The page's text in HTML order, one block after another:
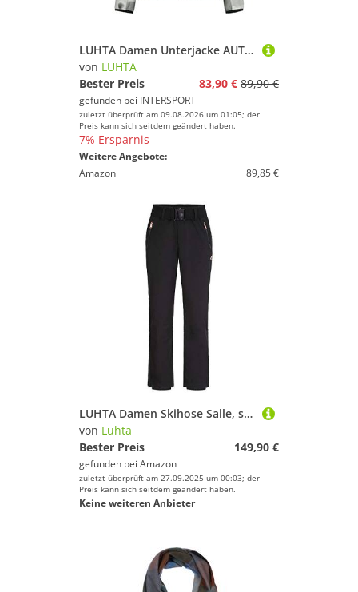
LUHTA Damen Unterjacke AUTTOINEN
von LUHTA
Bester Preis
83,90 € 89,90 €
gefunden bei INTERSPORT
zuletzt überprüft am 09.08.2026 um 01:05; der
Preis kann sich seitdem geändert haben.
7% Ersparnis
Weitere Angebote:
Amazon
89,85 €
LUHTA Damen Skihose Salle, schwarz,34
von Luhta
Bester Preis
149,90 €
gefunden bei Amazon
zuletzt überprüft am 27.09.2025 um 00:03; der
Preis kann sich seitdem geändert haben.
Keine weiteren Anbieter